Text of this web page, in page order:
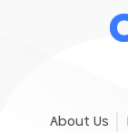
About Us